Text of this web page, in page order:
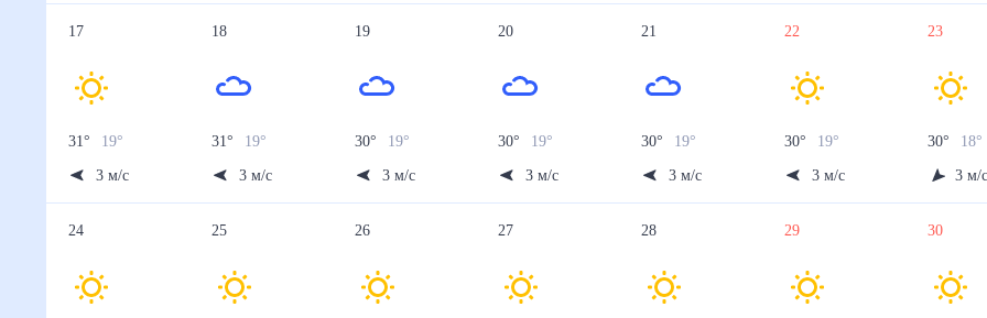
17
31° 19°
3 м/с
18
31° 19°
3 м/с
19
30° 19°
3 м/с
20
30° 19°
3 м/с
21
30° 19°
3 м/с
22
30° 19°
3 м/с
23
30° 18°
3 м/с
24 25 26 27 28 29 30